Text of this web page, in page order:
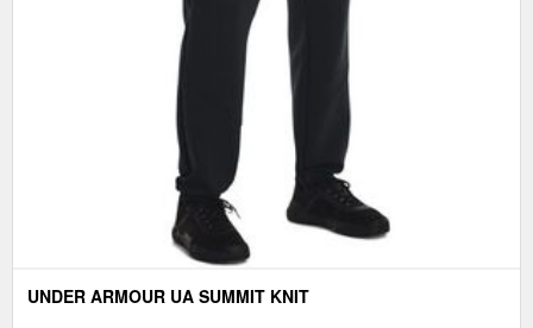
UNDER ARMOUR UA SUMMIT KNIT